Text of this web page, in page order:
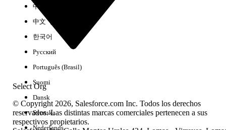
No hay resultados
Select Org
中文（简体）
中文（繁體）
한국어
Русский
Português (Brasil)
Suomi
Dansk
Svenska
Nederlands
© Copyright 2026, Salesforce.com Inc. Todos los derechos
reservados. Las distintas marcas comerciales pertenecen a sus
respectivos propietarios.